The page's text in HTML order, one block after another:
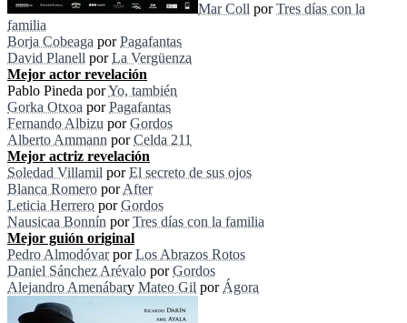
Mar Coll porTres días con la
familia
Borja Cobeaga porPagafantas
David Planell porLa Vergüenza
Mejor actor revelación
Pablo Pineda porYo, también
Gorka Otxoa porPagafantas
Fernando Albizu porGordos
Alberto Ammann porCelda 211
Mejor actriz revelación
Soledad Villamil porEl secreto de sus ojos
Blanca Romero porAfter
Leticia Herrero porGordos
Nausicaa Bonnín porTres días con la familia
Mejor guión original
Pedro AlmodóvarporLos Abrazos Rotos
Daniel Sánchez Arévalo porGordos
Alejandro Amenábary Mateo Gil por Ágora